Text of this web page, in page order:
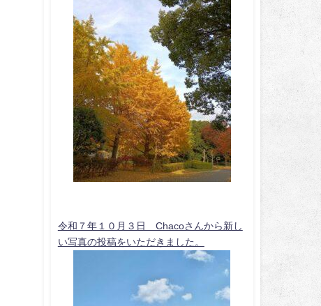
令和７年１０月３日 Chacoさんから新し
い写真の投稿をいただきました。